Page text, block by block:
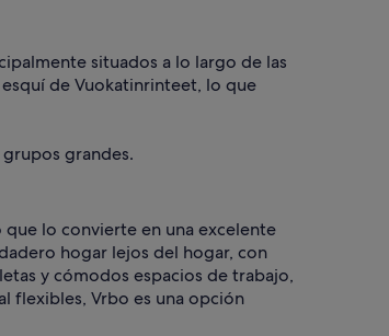
situados a lo largo de las
de Vuokatinrinteet, lo que
grupos grandes.
lo convierte en una excelente
hogar lejos del hogar, con
y cómodos espacios de trabajo,
flexibles, Vrbo es una opción